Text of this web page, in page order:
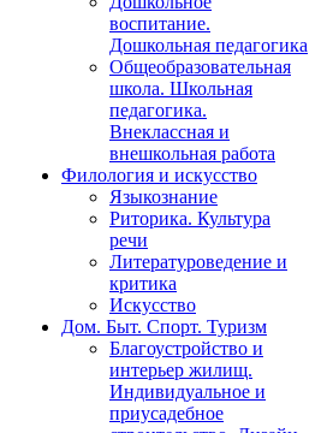
воспитание.
Дошкольная педагогика
Общеобразовательная
школа. Школьная
педагогика.
Внеклассная и
внешкольная работа
Филология и искусство
Языкознание
Риторика. Культура
речи
Литературоведение и
критика
Искусство
Дом. Быт. Спорт. Туризм
Благоустройство и
интерьер жилищ.
Индивидуальное и
приусадебное